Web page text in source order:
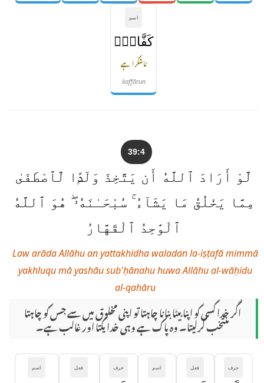
اسم
كَفَّارٌۭ
ناشکرا ہے
kaffārun
39:4
لَّوْ أَرَادَ ٱللَّهُ أَن يَتَّخِذَ وَلَدًۭا لَّٱصْطَفَىٰ
مِمَّا يَخْلُقُ مَا يَشَآءُ ۚ سُبْحَـٰنَهُۥ ۖ هُوَ ٱللَّهُ
ٱلْوَٰحِدُ ٱلْقَهَّارُ
Law arāda Allāhu an yattakhidha waladan la-iṣṭafā mimmā
yakhluqu mā yashāu sub'ḥānahu huwa Allāhu al-wāḥidu
al-qahāru
اگر خدا کسی کو اپنا بیٹا بنانا چاہتا تو اپنی مخلوق میں سے جس کو چاہتا
منتخب کرلیتا۔ وہ پاک ہے وہی خدا یکتا اور غالب ہے۔
حرف فعل اسم حرف فعل اسم